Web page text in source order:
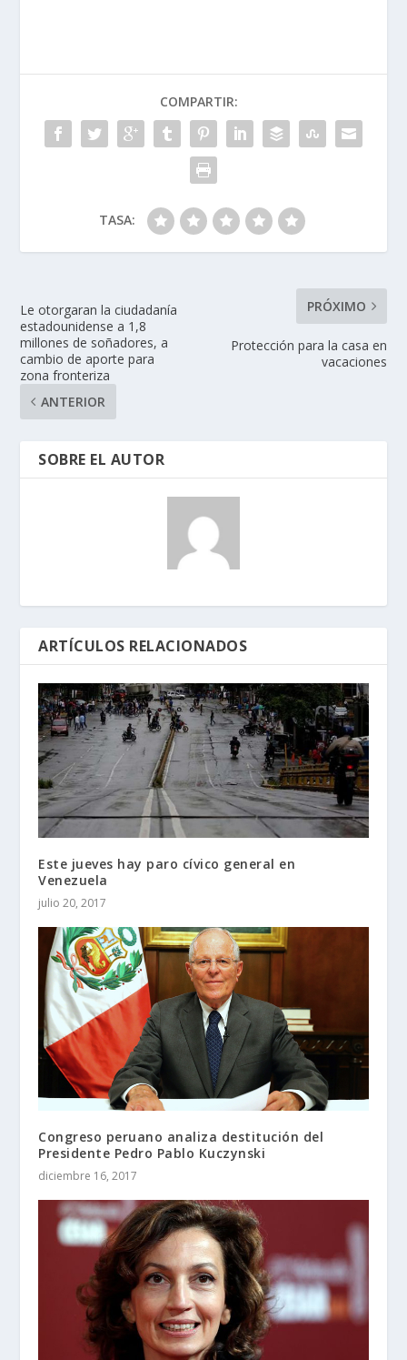
COMPARTIR:
TASA:
Le otorgaran la ciudadanía
estadounidense a 1,8
millones de soñadores, a
cambio de aporte para
zona fronteriza
ANTERIOR
PRÓXIMO
Protección para la casa en
vacaciones
SOBRE EL AUTOR
ARTÍCULOS RELACIONADOS
Este jueves hay paro cívico general en
Venezuela
julio 20, 2017
Congreso peruano analiza destitución del
Presidente Pedro Pablo Kuczynski
diciembre 16, 2017